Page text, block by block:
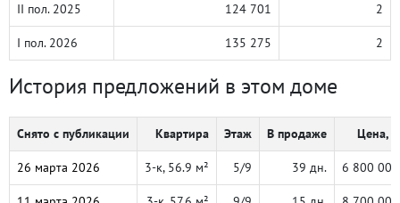
II пол. 2025 124 701 2
I пол. 2026 135 275 2
История предложений в этом доме
Снято с публикации Квартира Этаж В продаже Цена, ₽
26 марта 2026 3-к, 56.9 м² 5/9 39 дн. 6 800 000